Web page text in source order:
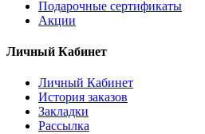
Подарочные сертификаты
Акции
Личный Кабинет
Личный Кабинет
История заказов
Закладки
Рассылка